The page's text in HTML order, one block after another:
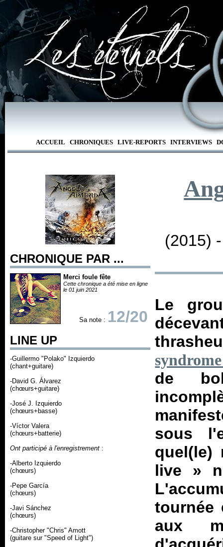
ACCUEIL CHRONIQUES LIVE-REPORTS INTERVIEWS
CHRONIQUE PAR ...
Merci foule fête
Cette chronique a été mise en ligne
le 01 juin 2021
Sa note : 12/20
LINE UP
-Guillermo "Polako" Izquierdo
(chant+guitare)
-David G. Álvarez
(chœurs+guitare)
-José J. Izquierdo
(chœurs+basse)
-Víctor Valera
(chœurs+batterie)
Ont participé à l'enregistrement :
-Alberto Izquierdo
(chœurs)
-Pepe García
(chœurs)
-Javi Sánchez
(chœurs)
-Christopher "Chris" Amott
(guitare sur "Speed of Light")
(2015)
Le
de
sous
quel(le)
live »
tournée
aux